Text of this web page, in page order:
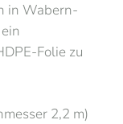
in Wabern-
Folie zu
2,2 m)